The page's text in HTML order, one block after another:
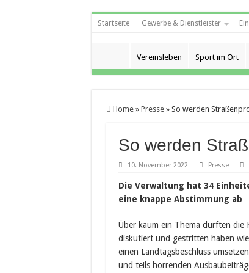
Startseite Gewerbe & Dienstleister
Vereinsleben Sport im Ort
Home » Presse » So werden
So werden
10. November 2022 Presse
Die Verwaltung hat 34
eine knappe Abstimmung ab
Über kaum ein Thema dürften
diskutiert und gestritten haben
einen Landtagsbeschluss
und teils horrenden